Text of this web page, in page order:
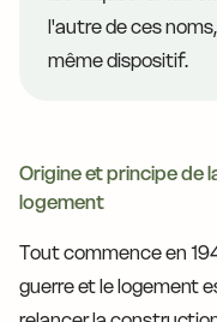
l'autre de ces
même dispositif.
Origine et principe de
logement
Tout commence en
guerre et le logement